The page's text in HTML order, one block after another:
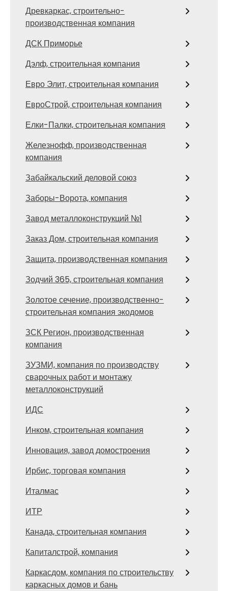
Древкаркас, строительно-
производственная компания
ДСК Приморье
Дэлф, строительная компания
Евро Элит, строительная компания
ЕвроСтрой, строительная компания
Елки-Палки, строительная компания
Железнофф, производственная
компания
Забайкальский деловой союз
Заборы-Ворота, компания
Завод металлоконструкций №1
Заказ Дом, строительная компания
Защита, производственная компания
Зодчий 365, строительная компания
Золотое сечение, производственно-
строительная компания экодомов
ЗСК Регион, производственная
компания
ЗУЗМИ, компания по производству
сварочных работ и монтажу
металлоконструкций
ИДС
Инком, строительная компания
Инновация, завод домостроения
Ирбис, торговая компания
Италмас
ИТР
Канада, строительная компания
Капиталстрой, компания
Каркасдом, компания по строительству
каркасных домов и бань